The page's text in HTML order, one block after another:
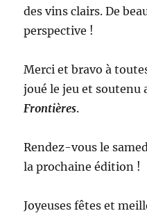
des vins clairs. De
perspective !
Merci et bravo à
joué le jeu et soutenu
Frontières.
Rendez-vous le
la prochaine édition !
Joyeuses fêtes et